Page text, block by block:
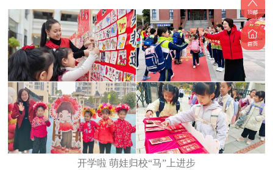
开学啦 萌娃归校“马”上进步